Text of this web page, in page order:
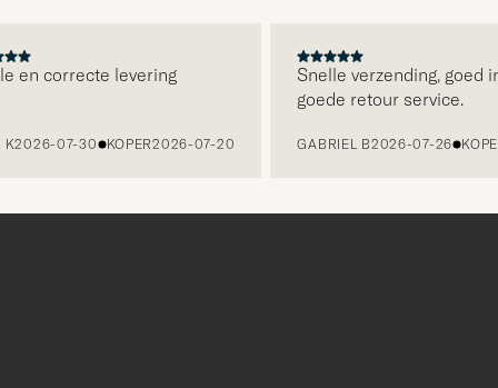
en correcte levering
07-30 KOPER2026-07-20
Snelle verzending, goed
goede retour service.
GABRIEL B2026-07-26 KOPER